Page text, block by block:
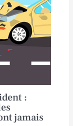
:
jamais